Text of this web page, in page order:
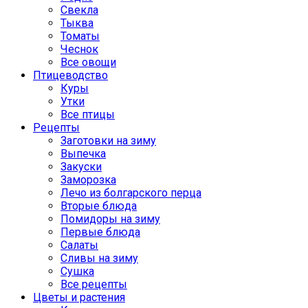
Свекла
Тыква
Томаты
Чеснок
Все овощи
Птицеводство
Куры
Утки
Все птицы
Рецепты
Заготовки на зиму
Выпечка
Закуски
Заморозка
Лечо из болгарского перца
Вторые блюда
Помидоры на зиму
Первые блюда
Салаты
Сливы на зиму
Сушка
Все рецепты
Цветы и растения